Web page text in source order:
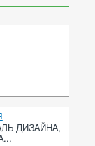
ДИЗАЙНА,